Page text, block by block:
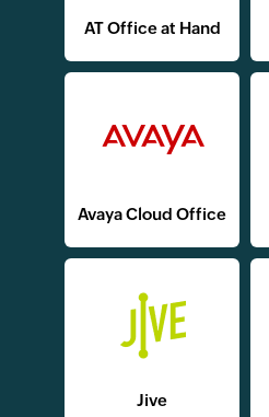
AT Office at Hand
Avaya Cloud Office
Jive